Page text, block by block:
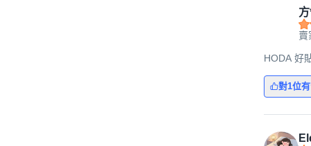
賣
HODA 好
對1位